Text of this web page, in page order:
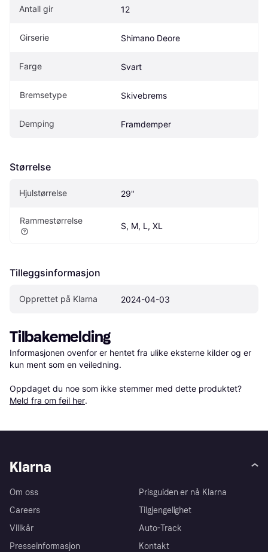
Antall gir 12
Girserie Shimano Deore
Farge Svart
Bremsetype Skivebrems
Demping Framdemper
Størrelse
Hjulstørrelse 29"
Rammestørrelse
S, M, L, XL
Tilleggsinformasjon
Opprettet på Klarna 2024-04-03
Tilbakemelding
Informasjonen ovenfor er hentet fra ulike eksterne kilder og er
kun ment som en veiledning.
Oppdaget du noe som ikke stemmer med dette produktet?
Meld fra om feil her.
Klarna
Om oss
Careers
Villkår
Presseinformasjon
Prisguiden er nå Klarna
Tilgjengelighet
Auto-Track
Kontakt